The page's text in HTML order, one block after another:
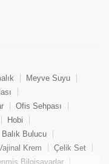
Meyve Suyu
Ofis Sehpası
Hobi
Balık Bulucu
Krem
Çelik Set
Bilgisayarlar